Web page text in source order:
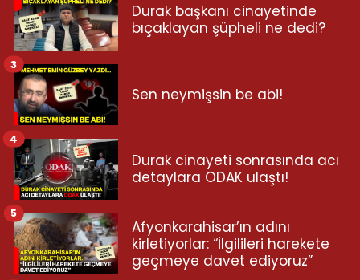
Durak başkanı cinayetinde
bıçaklayan şüpheli ne dedi?
Sen neymişsin be abi!
3
Durak cinayeti sonrasında acı
detaylara ODAK ulaştı!
4
Afyonkarahisar’ın adını
kirletiyorlar: “İlgilileri harekete
geçmeye davet ediyoruz”
5